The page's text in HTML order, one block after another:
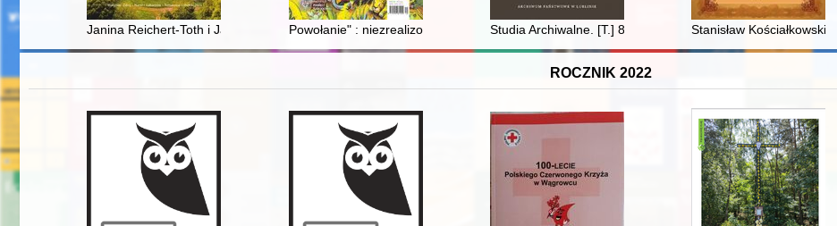
Janina Reichert-Toth i Janusz Peter : artystyczna przyjaźń, rodzinna zażyłość
Powołanie" : niezrealizowany film Andrzeja Wajdy z Górnym Śląskiem w tle
Studia Archiwalne. [T.] 8 (2021) Stanisław Kościałkowski
ROCZNIK 2022